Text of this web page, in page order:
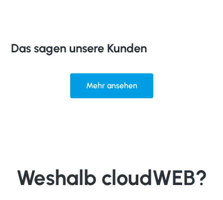
Das sagen unsere Kunden
Mehr ansehen
Weshalb cloudWEB?